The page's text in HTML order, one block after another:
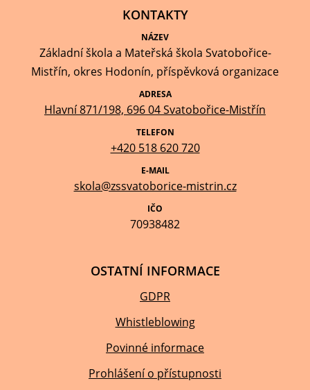
KONTAKTY
NÁZEV
Základní škola a Mateřská škola Svatobořice-
Mistřín, okres Hodonín, příspěvková organizace
ADRESA
Hlavní 871/198, 696 04 Svatobořice-Mistřín
TELEFON
+420 518 620 720
E-MAIL
skola@zssvatoborice-mistrin.cz
IČO
70938482
OSTATNÍ INFORMACE
GDPR
Whistleblowing
Povinné informace
Prohlášení o přístupnosti